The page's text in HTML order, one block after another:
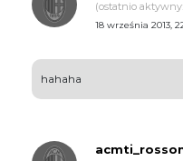
(ostatnio aktywny:
18 września 2013,
hahaha